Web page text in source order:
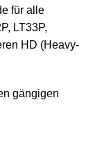
für alle
LT33P,
HD (Heavy-
gängigen